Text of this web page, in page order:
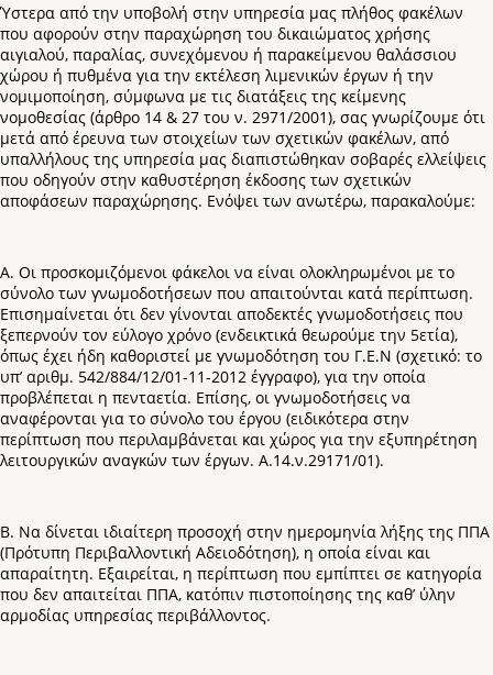
Ύστερα από την υποβολή στην υπηρεσία μας πλήθος φακέλων
που αφορούν στην παραχώρηση του δικαιώματος χρήσης
αιγιαλού, παραλίας, συνεχόμενου ή παρακείμενου θαλάσσιου
χώρου ή πυθμένα για την εκτέλεση λιμενικών έργων ή την
νομιμοποίηση, σύμφωνα με τις διατάξεις της κείμενης
νομοθεσίας (άρθρο 14 & 27 του ν. 2971/2001), σας γνωρίζουμε ότι
μετά από έρευνα των στοιχείων των σχετικών φακέλων, από
υπαλλήλους της υπηρεσία μας διαπιστώθηκαν σοβαρές ελλείψεις
που οδηγούν στην καθυστέρηση έκδοσης των σχετικών
αποφάσεων παραχώρησης. Ενόψει των ανωτέρω, παρακαλούμε:
Α. Οι προσκομιζόμενοι φάκελοι να είναι ολοκληρωμένοι με το
σύνολο των γνωμοδοτήσεων που απαιτούνται κατά περίπτωση.
Επισημαίνεται ότι δεν γίνονται αποδεκτές γνωμοδοτήσεις που
ξεπερνούν τον εύλογο χρόνο (ενδεικτικά θεωρούμε την 5ετία),
όπως έχει ήδη καθοριστεί με γνωμοδότηση του Γ.Ε.Ν (σχετικό: το
υπ’ αριθμ. 542/884/12/01-11-2012 έγγραφο), για την οποία
προβλέπεται η πενταετία. Επίσης, οι γνωμοδοτήσεις να
αναφέρονται για το σύνολο του έργου (ειδικότερα στην
περίπτωση που περιλαμβάνεται και χώρος για την εξυπηρέτηση
λειτουργικών αναγκών των έργων. Α.14.ν.29171/01).
Β. Να δίνεται ιδιαίτερη προσοχή στην ημερομηνία λήξης της ΠΠΑ
(Πρότυπη Περιβαλλοντική Αδειοδότηση), η οποία είναι και
απαραίτητη. Εξαιρείται, η περίπτωση που εμπίπτει σε κατηγορία
που δεν απαιτείται ΠΠΑ, κατόπιν πιστοποίησης της καθ’ ύλην
αρμοδίας υπηρεσίας περιβάλλοντος.